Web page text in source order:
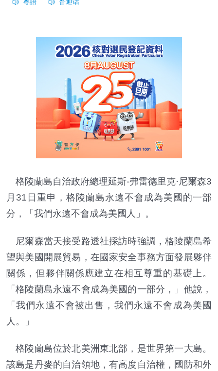
格陵蘭島自治政府總理延斯-弗雷德里克·尼爾森3
月31日重申，格陵蘭島永遠不會成為美國的一部
分，「我們永遠不會成為美國人」。
尼爾森當天接受路透社採訪時強調，格陵蘭島希
望與美國開展貿易，在國家安全事務方面發展夥伴
關係，但夥伴關係應建立在相互尊重的基礎上。
「格陵蘭島永遠不會成為美國的一部分，」他說，
「我們永遠不會被出售，我們永遠不會成為美國
人。」
格陵蘭島位於北美洲東北部，是世界第一大島。
該島是丹麥的自治領地，有高度自治權，國防和外